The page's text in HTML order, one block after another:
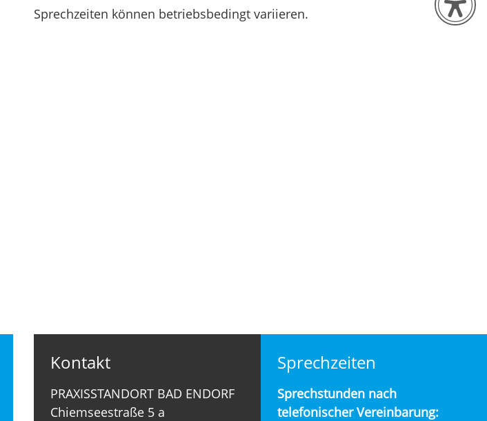
Sprechzeiten können betriebsbedingt variieren.
Kontakt
PRAXISSTANDORT BAD ENDORF
Chiemseestraße 5 a
Sprechzeiten
Sprechstunden nach
telefonischer Vereinbarung: